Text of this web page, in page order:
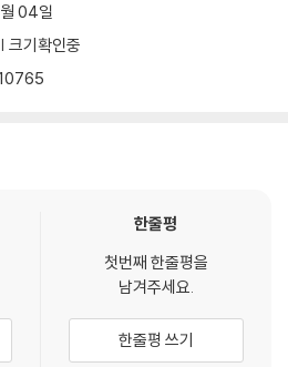
04일
크기확인중
한줄평
첫번째 한줄평을
남겨주세요.
한줄평 쓰기